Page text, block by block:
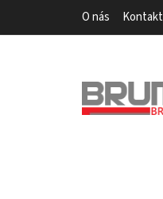
O nás Kontakt